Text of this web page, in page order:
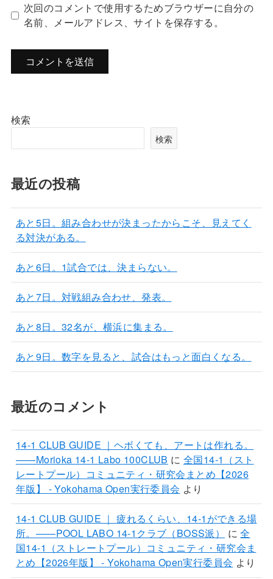
次回のコメントで使用するためブラウザーに自分の
名前、メールアドレス、サイトを保存する。
検索
検索
最近の投稿
あと5日。組み合わせが決まったからこそ、見えてく
る対決がある。
あと6日。1試合では、決まらない。
あと7日。対戦組み合わせ、発表。
あと8日。32名が、横浜に集まる。
あと9日。数字を見ると、試合はもっと面白くなる。
最近のコメント
14-1 CLUB GUIDE ｜ヘボくても、アートは作れる。
——Morioka 14-1 Labo 100CLUB に 全国14-1（スト
レートプール）コミュニティ・研究会まとめ【2026
年版】 - Yokohama Open実行委員会 より
14-1 CLUB GUIDE ｜ 疲れるくらい、14-1ができる場
所。——POOL LABO 14-1クラブ（BOSS派）
に全
国14-1（ストレートプール）コミュニティ・研究会ま
とめ【2026年版】 - Yokohama Open実行委員会 より